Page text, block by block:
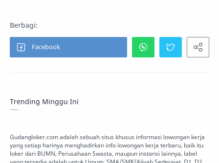
Trending Minggu Ini
Gudangloker.com adalah sebuah situs khusus informasi lowongan kerja
yang setiap harinya menghadirkan info lowongan kerja terbaru, baik itu
loker dari BUMN, Perusahaan Swasta, maupun instansi lainnya, label